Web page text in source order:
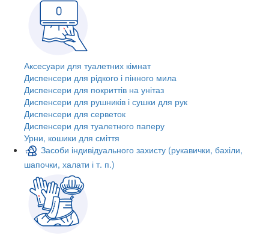
Аксесуари для туалетних кімнат
Диспенсери для рідкого і пінного мила
Диспенсери для покриттів на унітаз
Диспенсери для рушників і сушки для рук
Диспенсери для серветок
Диспенсери для туалетного паперу
Урни, кошики для сміття
Засоби індивідуального захисту (рукавички, бахіли,
шапочки, халати і т. п.)